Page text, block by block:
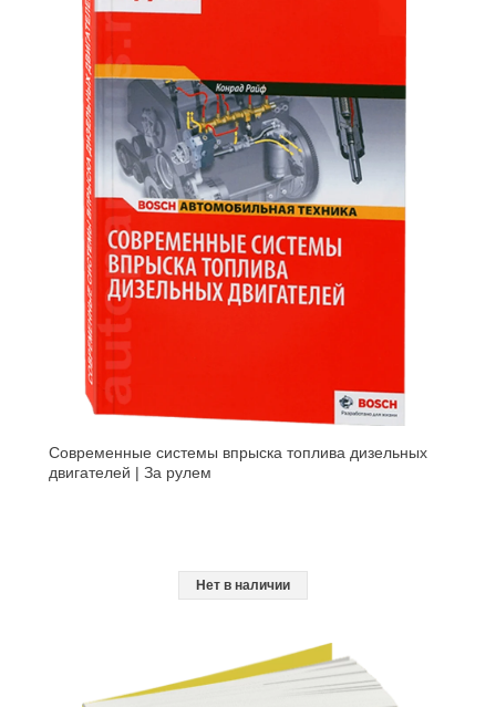
Современные системы впрыска тoплива дизельных
двигателей | За рулем
Нет в наличии